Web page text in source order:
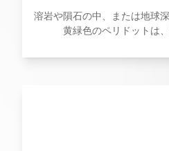
溶岩や隕石の中、または地球
黄緑色のペリドットは